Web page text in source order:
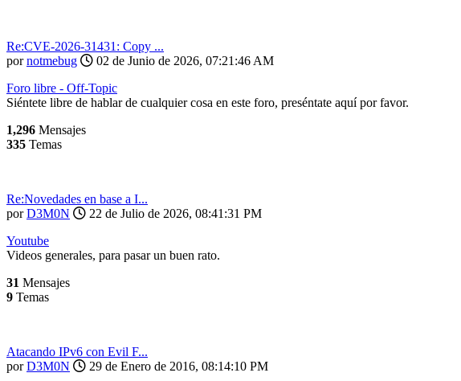
Re:CVE-2026-31431: Copy ...
pornotmebug
02 de Junio de 2026, 07:21:46 AM
Foro libre - Off-Topic
Siéntete libre de hablar de cualquier cosa en este foro, preséntate aquí por favor.
1,296 Mensajes
335 Temas
Re:Novedades en base a I...
porD3M0N
22 de Julio de 2026, 08:41:31 PM
Youtube
Videos generales, para pasar un buen rato.
31 Mensajes
9 Temas
Atacando IPv6 con Evil F...
porD3M0N
29 de Enero de 2016, 08:14:10 PM